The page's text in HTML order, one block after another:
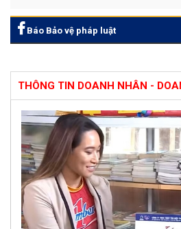
Báo Bảo vệ pháp luật
THÔNG TIN DOANH NHÂN -